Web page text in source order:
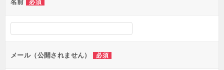
ー
シ
ョ
ン
名前 必須
メール（公開されません） 必須